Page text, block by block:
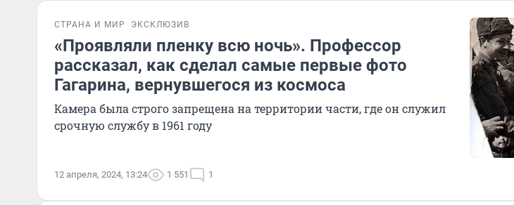
СТРАНА И МИР ЭКСКЛЮЗИВ
«Проявляли пленку всю ночь». Профессор
рассказал, как сделал самые первые фото
Гагарина, вернувшегося из космоса
Камера была строго запрещена на территории части, где он служил
срочную службу в 1961 году
12 апреля, 2024, 13:24 1 551 1